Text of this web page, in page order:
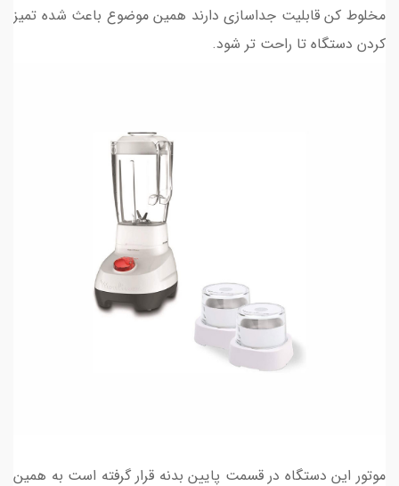
مخلوط کن قابلیت جداسازی دارند همین موضوع باعث شده تمیز
کردن دستگاه تا راحت تر شود.
موتور این دستگاه در قسمت پایین بدنه قرار گرفته است به همین